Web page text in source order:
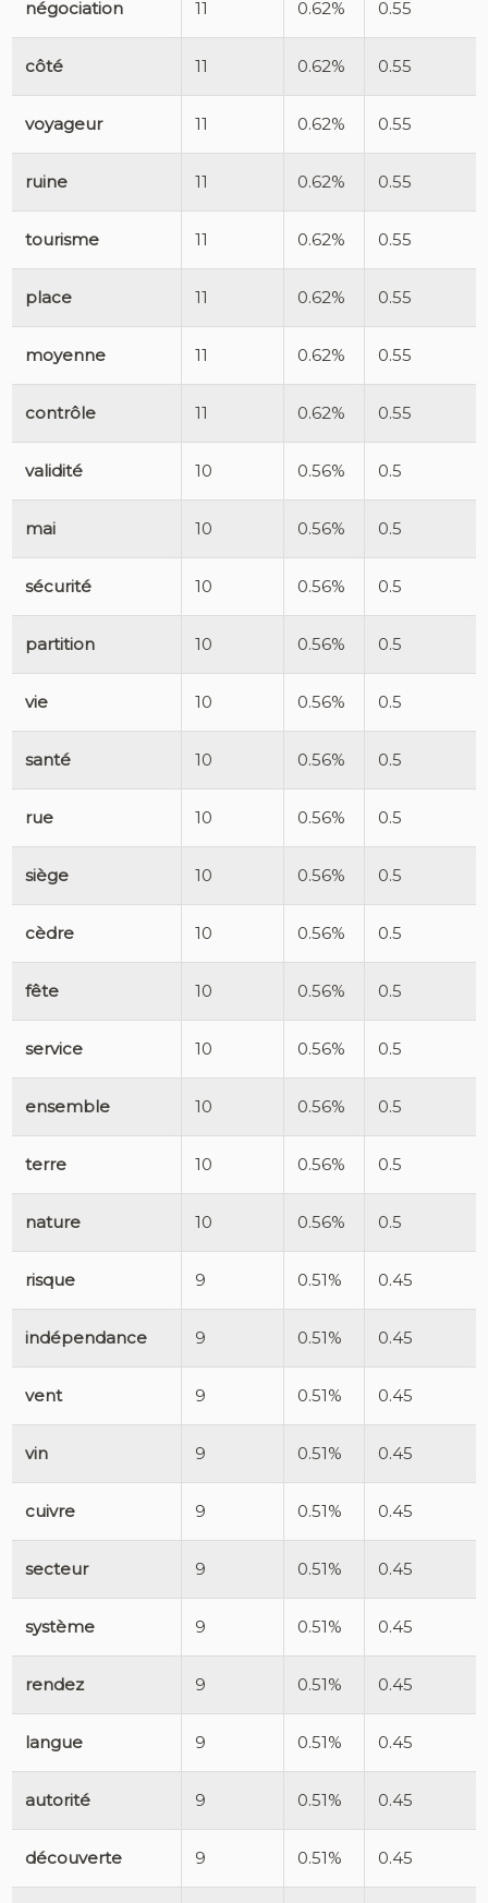
négociation 11 0.62% 0.55
côté 11 0.62% 0.55
voyageur 11 0.62% 0.55
ruine 11 0.62% 0.55
tourisme 11 0.62% 0.55
place 11 0.62% 0.55
moyenne 11 0.62% 0.55
contrôle 11 0.62% 0.55
validité 10 0.56% 0.5
mai 10 0.56% 0.5
sécurité 10 0.56% 0.5
partition 10 0.56% 0.5
vie 10 0.56% 0.5
santé 10 0.56% 0.5
rue 10 0.56% 0.5
siège 10 0.56% 0.5
cèdre 10 0.56% 0.5
fête 10 0.56% 0.5
service 10 0.56% 0.5
ensemble 10 0.56% 0.5
terre 10 0.56% 0.5
nature 10 0.56% 0.5
risque 9 0.51% 0.45
indépendance 9 0.51% 0.45
vent 9 0.51% 0.45
vin 9 0.51% 0.45
cuivre 9 0.51% 0.45
secteur 9 0.51% 0.45
système 9 0.51% 0.45
rendez 9 0.51% 0.45
langue 9 0.51% 0.45
autorité 9 0.51% 0.45
découverte 9 0.51% 0.45